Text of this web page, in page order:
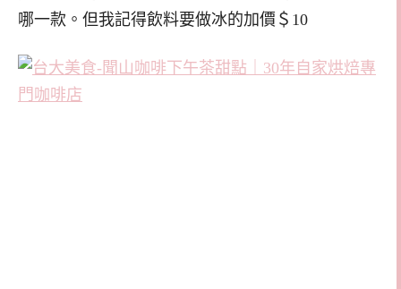
哪一款。但我記得飲料要做冰的加價＄10